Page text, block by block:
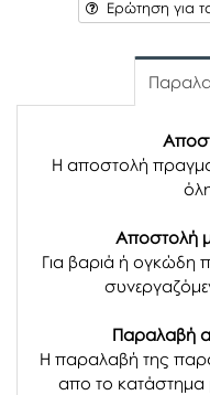
Ερώτηση για
Η αποστολή
Αποστολή
Για βαριά ή ογκώδη
Παραλαβή
H παραλαβή της
απο το